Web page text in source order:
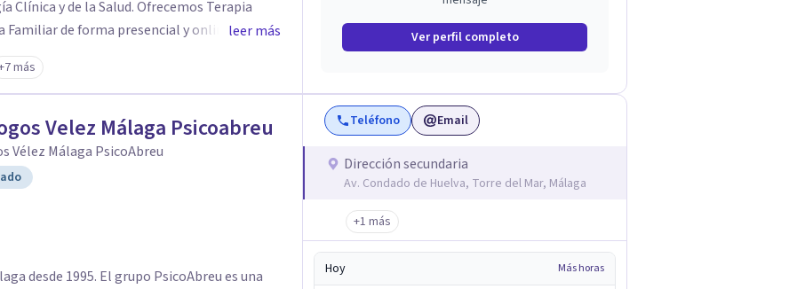
Clínica y de la Salud. Ofrecemos Terapia
Familiar de forma presencial y online.
en español, inglés y sueco. Para los más
especializado en infancia y
legal, nuestro psicólogo especialista en
psicológicos con gran dedicación y
leer más
más
Ver perfil completo
Velez Málaga Psicoabreu
Vélez Málaga PsicoAbreu
desde 1995. El grupo PsicoAbreu es una
Teléfono Email
Dirección secundaria
Av. Condado de Huelva, Torre del Mar, Málaga
+1 más
Hoy Más horas